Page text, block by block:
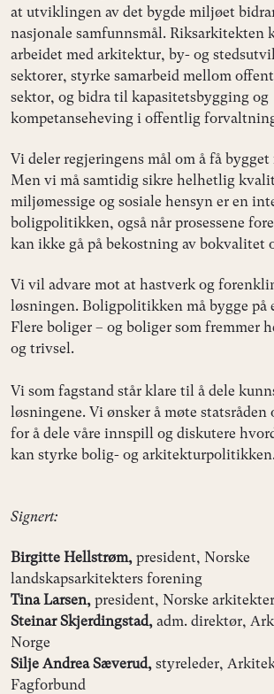
at utviklingen av det bygde miljøet
nasjonale samfunnsmål. Riksarkitekten
arbeidet med arkitektur, by- og
sektorer, styrke samarbeid mellom
sektor, og bidra til kapasitetsbygging og
kompetanseheving i offentlig
Vi deler regjeringens mål om å få bygget
Men vi må samtidig sikre helhetlig
miljømessige og sosiale hensyn er en
boligpolitikken, også når prosessene
kan ikke gå på bekostning av bokvalitet
Vi vil advare mot at hastverk og
løsningen. Boligpolitikken må bygge på
Flere boliger – og boliger som fremmer
og trivsel.
Vi som fagstand står klare til å dele
løsningene. Vi ønsker å møte statsråden
for å dele våre innspill og diskutere
kan styrke bolig- og arkitekturpolitikken.
Signert:
Birgitte Hellstrøm, president, Norske
landskapsarkitekters forening
Tina Larsen, president, Norske
Steinar Skjerdingstad, adm. direktør,
Norge
Silje Andrea Sæverud, styreleder,
Fagforbund